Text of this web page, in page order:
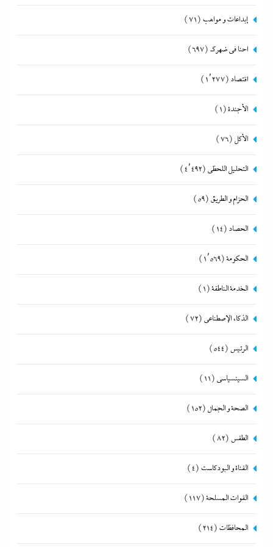
إبداعات و مواهب (71)
احنا في ضهرك (697)
اقتصاد (1٬277)
الأجندة(1)
الأكل (76)
التحليل اللحظي (4٬492)
الحزام و الطريق (59)
الحصاد (14)
الحكومة(1٬569)
الخدمة الناطقة(1)
الذكاء الإصطناعي (72)
الرئيس (544)
السينسياسي (11)
الصحة و الجمال (152)
الطقس (82)
القناة و البودكاست (4)
القوات المسلحة(117)
المحافظات (214)